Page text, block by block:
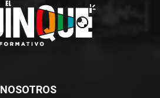
NOSOTROS